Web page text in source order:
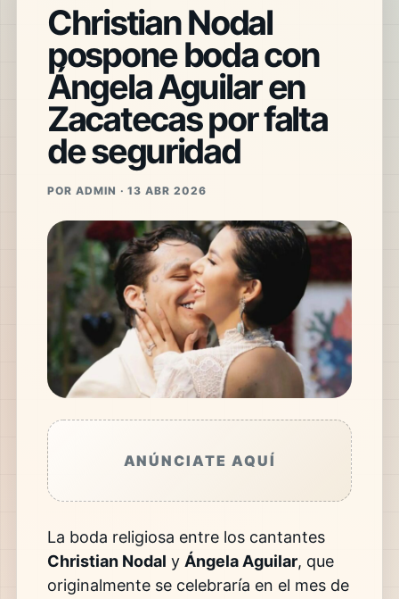
Christian Nodal
pospone boda con
Ángela Aguilar en
Zacatecas por falta
de seguridad
POR ADMIN · 13 ABR 2026
ANÚNCIATE AQUÍ
La boda religiosa entre los cantantes
Christian Nodal y Ángela Aguilar, que
originalmente se celebraría en el mes de